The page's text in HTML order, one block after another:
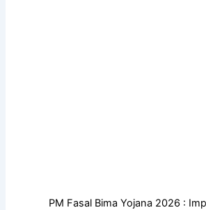
PM Fasal Bima Yojana 2026 :